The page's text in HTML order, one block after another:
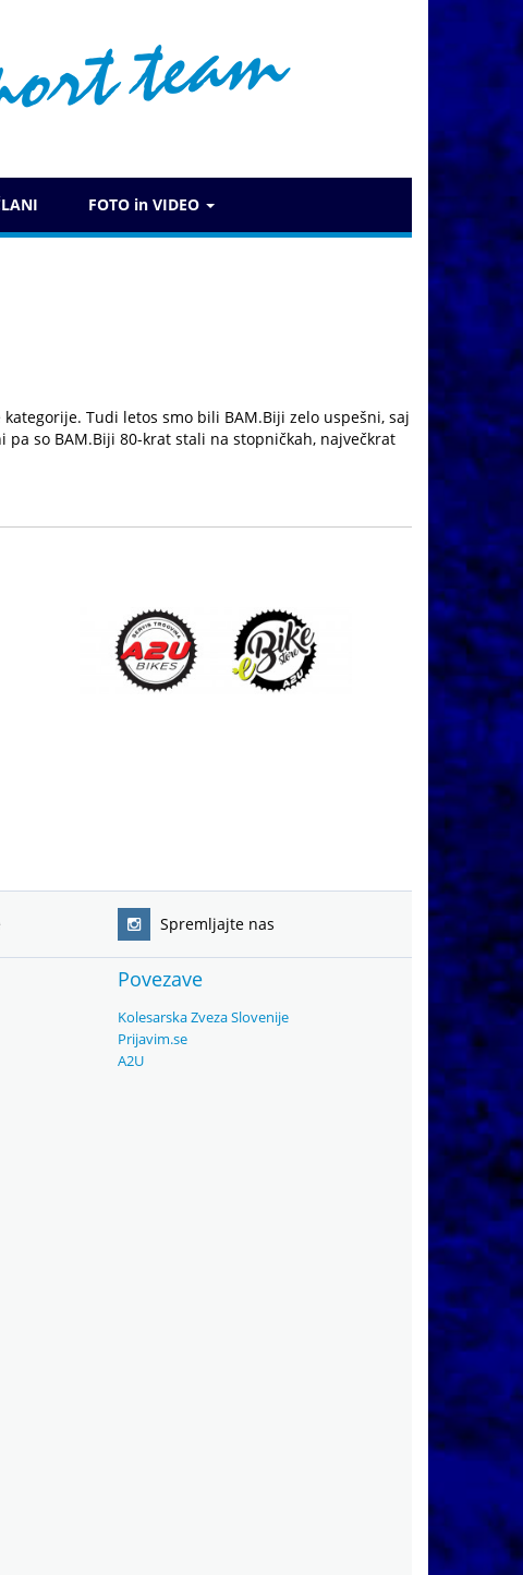
FOTO in VIDEO
Tudi letos smo bili BAM.Biji zelo uspešni, saj
so BAM.Biji 80-krat stali na stopničkah, največkrat
Spremljajte nas
Povezave
Kolesarska Zveza Slovenije
Prijavim.se
A2U